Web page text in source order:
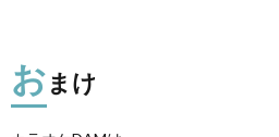
おまけ